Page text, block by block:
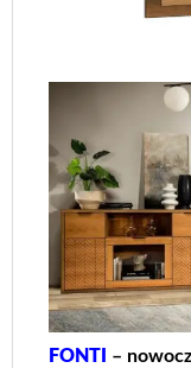
FONTI –